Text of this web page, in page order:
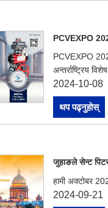
PCVEXPO
PCVEXPO
अन्तर्राष्ट्रिय
2024-10-08
थप पढ्नुहोस्
जुहाङले सेन्ट
हामी अक्टोबर
2024-09-21